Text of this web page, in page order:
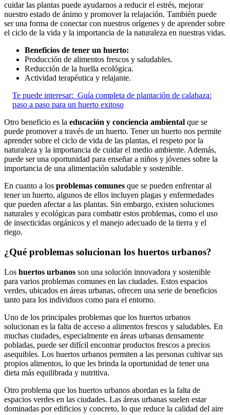
cuidar las plantas puede ayudarnos a reducir el estrés, mejorar
nuestro estado de ánimo y promover la relajación. También puede
ser una forma de conectar con nuestros orígenes y de aprender sobre
el ciclo de la vida y la importancia de la naturaleza en nuestras vidas.
Beneficios de tener un huerto:
Producción de alimentos frescos y saludables.
Reducción de la huella ecológica.
Actividad terapéutica y relajante.
Te puede interesar: Guía completa de plantación de calabaza:
paso a paso para un huerto exitoso
Otro beneficio es la educación y conciencia ambiental que se
puede promover a través de un huerto. Tener un huerto nos permite
aprender sobre el ciclo de vida de las plantas, el respeto por la
naturaleza y la importancia de cuidar el medio ambiente. Además,
puede ser una oportunidad para enseñar a niños y jóvenes sobre la
importancia de una alimentación saludable y sostenible.
En cuanto a los problemas comunes que se pueden enfrentar al
tener un huerto, algunos de ellos incluyen plagas y enfermedades
que pueden afectar a las plantas. Sin embargo, existen soluciones
naturales y ecológicas para combatir estos problemas, como el uso
de insecticidas orgánicos y el manejo adecuado de la tierra y el
riego.
¿Qué problemas solucionan los huertos urbanos?
Los huertos urbanos son una solución innovadora y sostenible
para varios problemas comunes en las ciudades. Estos espacios
verdes, ubicados en áreas urbanas, ofrecen una serie de beneficios
tanto para los individuos como para el entorno.
Uno de los principales problemas que los huertos urbanos
solucionan es la falta de acceso a alimentos frescos y saludables. En
muchas ciudades, especialmente en áreas urbanas densamente
pobladas, puede ser difícil encontrar productos frescos a precios
asequibles. Los huertos urbanos permiten a las personas cultivar sus
propios alimentos, lo que les brinda la oportunidad de tener una
dieta más equilibrada y nutritiva.
Otro problema que los huertos urbanos abordan es la falta de
espacios verdes en las ciudades. Las áreas urbanas suelen estar
dominadas por edificios y concreto, lo que reduce la calidad del aire